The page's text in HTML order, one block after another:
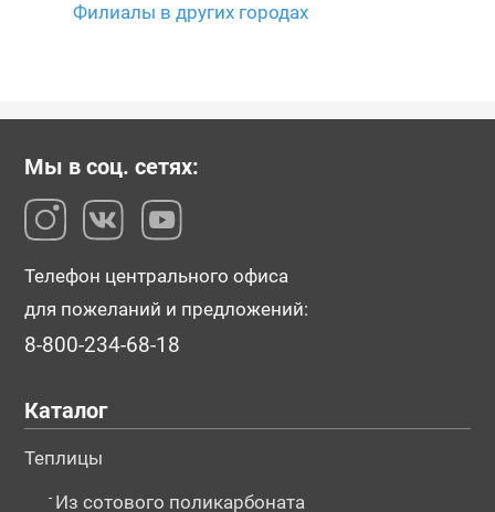
Филиалы в других городах
Мы в соц. сетях:
Телефон центрального офиса
для пожеланий и предложений:
8-800-234-68-18
Каталог
Теплицы
- Из сотового поликарбоната